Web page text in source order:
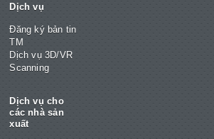
Dịch vụ
Đăng ký bản tin
TM
Dịch vụ 3D/VR
Scanning
Dịch vụ cho
các nhà sản
xuất